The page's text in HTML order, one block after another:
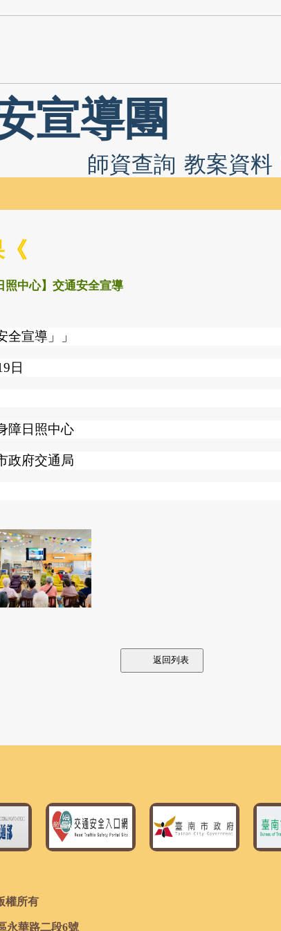
宣導團
師資查詢 教案資料
照中心】交通安全宣導
宣導」」
日
障日照中心
政府交通局
返回列表
權所有
永華路二段6號